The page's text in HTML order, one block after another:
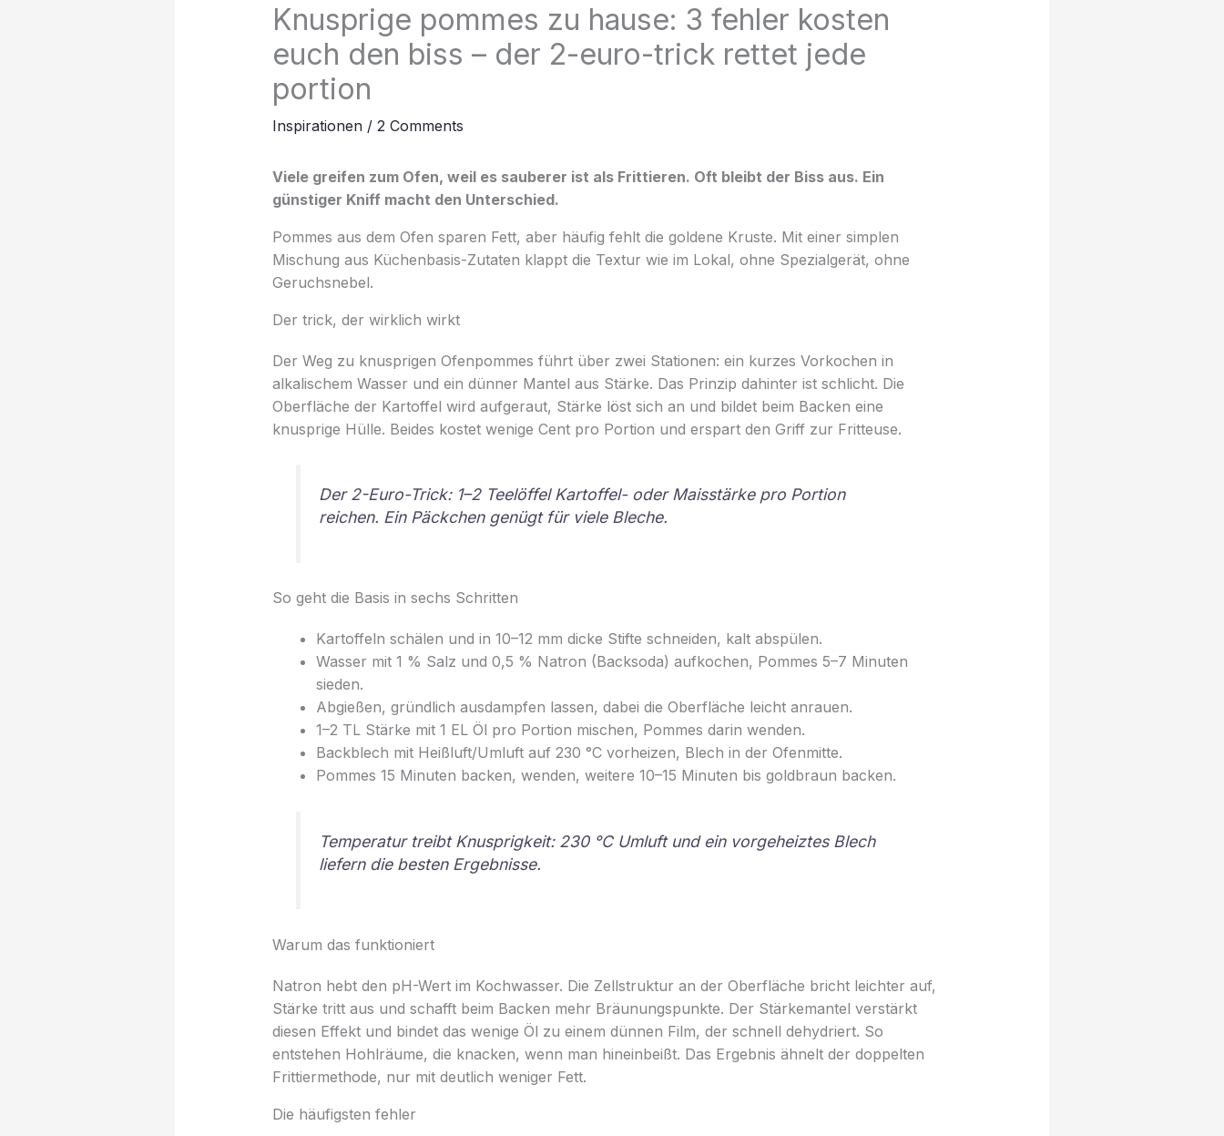
Knusprige pommes zu hause: 3 fehler kosten
euch den biss – der 2-euro-trick rettet jede
portion
Inspirationen/ 2 Comments
Viele greifen zum Ofen, weil es sauberer ist als Frittieren. Oft bleibt der Biss aus. Ein
günstiger Kniff macht den Unterschied.
Pommes aus dem Ofen sparen Fett, aber häufig fehlt die goldene Kruste. Mit einer simplen
Mischung aus Küchenbasis-Zutaten klappt die Textur wie im Lokal, ohne Spezialgerät, ohne
Geruchsnebel.
Der trick, der wirklich wirkt
Der Weg zu knusprigen Ofenpommes führt über zwei Stationen: ein kurzes Vorkochen in
alkalischem Wasser und ein dünner Mantel aus Stärke. Das Prinzip dahinter ist schlicht. Die
Oberfläche der Kartoffel wird aufgeraut, Stärke löst sich an und bildet beim Backen eine
knusprige Hülle. Beides kostet wenige Cent pro Portion und erspart den Griff zur Fritteuse.
Der 2-Euro-Trick: 1–2 Teelöffel Kartoffel- oder Maisstärke pro Portion
reichen. Ein Päckchen genügt für viele Bleche.
So geht die Basis in sechs Schritten
Kartoffeln schälen und in 10–12 mm dicke Stifte schneiden, kalt abspülen.
Wasser mit 1 % Salz und 0,5 % Natron (Backsoda) aufkochen, Pommes 5–7 Minuten
sieden.
Abgießen, gründlich ausdampfen lassen, dabei die Oberfläche leicht anrauen.
1–2 TL Stärke mit 1 EL Öl pro Portion mischen, Pommes darin wenden.
Backblech mit Heißluft/Umluft auf 230 °C vorheizen, Blech in der Ofenmitte.
Pommes 15 Minuten backen, wenden, weitere 10–15 Minuten bis goldbraun backen.
Temperatur treibt Knusprigkeit: 230 °C Umluft und ein vorgeheiztes Blech
liefern die besten Ergebnisse.
Warum das funktioniert
Natron hebt den pH-Wert im Kochwasser. Die Zellstruktur an der Oberfläche bricht leichter auf,
Stärke tritt aus und schafft beim Backen mehr Bräunungspunkte. Der Stärkemantel verstärkt
diesen Effekt und bindet das wenige Öl zu einem dünnen Film, der schnell dehydriert. So
entstehen Hohlräume, die knacken, wenn man hineinbeißt. Das Ergebnis ähnelt der doppelten
Frittiermethode, nur mit deutlich weniger Fett.
Die häufigsten fehler